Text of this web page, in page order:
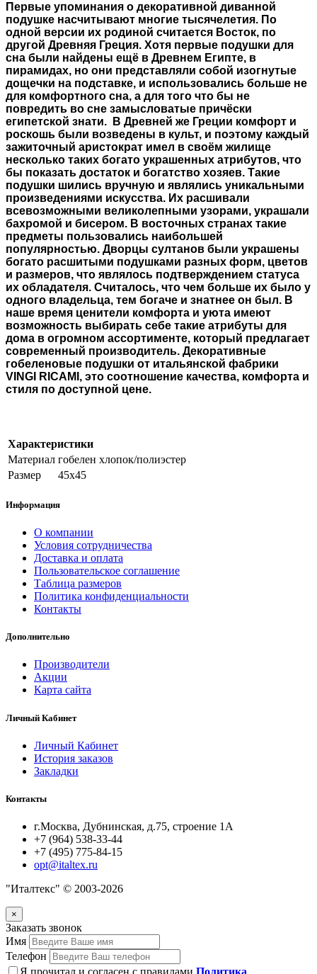
Первые упоминания о декоративной диванной
подушке насчитывают многие тысячелетия. По
одной версии их родиной считается Восток, по
другой Древняя Греция. Хотя первые подушки для
сна были найдены ещё в Древнем Египте, в
пирамидах, но они представляли собой изогнутые
дощечки на подставке, и использовались больше не
для комфортного сна, а для того что бы не
повредить во сне замысловатые причёски
египетской знати. В Древней же Греции комфорт и
роскошь были возведены в культ, и поэтому каждый
зажиточный аристократ имел в своём жилище
несколько таких богато украшенных атрибутов, что
бы показать достаток и богатство хозяев. Такие
подушки шились вручную и являлись уникальными
произведениями искусства. Их расшивали
всевозможными великолепными узорами, украшали
бахромой и бисером. В восточных странах такие
предметы пользовались наибольшей
популярностью. Дворцы султанов были украшены
богато расшитыми подушками разных форм, цветов
и размеров, что являлось подтверждением статуса
их обладателя. Считалось, что чем больше их было у
одного владельца, тем богаче и знатнее он был. В
наше время ценители комфорта и уюта имеют
возможность выбирать себе такие атрибуты для
дома в огромном ассортименте, который предлагает
современный производитель. Декоративные
гобеленовые подушки от итальянской фабрики
VINGI RICAMI, это соотношение качества, комфорта и
стиля по доступной цене.
Характеристики
Материал гобелен хлопок/полиэстер
Размер
45х45
Информация
О компании
Условия сотрудничества
Доставка и оплата
Пользовательское соглашение
Таблица размеров
Политика конфиденциальности
Контакты
Дополнительно
Производители
Акции
Карта сайта
Личный Кабинет
Личный Кабинет
История заказов
Закладки
Контакты
г.Москва, Дубнинская, д.75, строение 1А
+7 (964) 538-33-44
+7 (495) 775-84-15
opt@italtex.ru
"Италтекс" © 2003-2026
×
Заказать звонок
Имя
Телефон
Я прочитал и согласен с правилами Политика